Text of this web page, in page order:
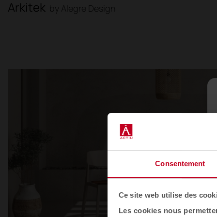
Consentement
Ce site web utilise des
Les cookies nous
Arkitek by Alegre Design